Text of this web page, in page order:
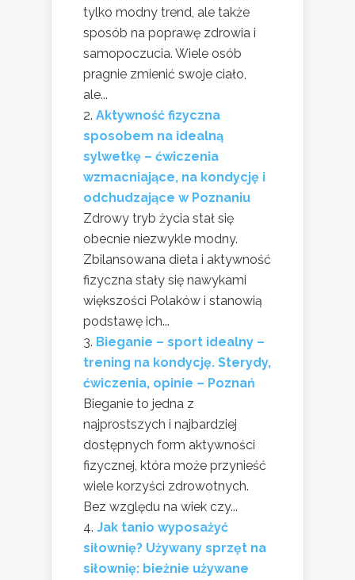
tylko modny trend, ale także
sposób na poprawę zdrowia i
samopoczucia. Wiele osób
pragnie zmienić swoje ciało,
ale...
Aktywność fizyczna
sposobem na idealną
sylwetkę – ćwiczenia
wzmacniające, na kondycję i
odchudzające w Poznaniu
Zdrowy tryb życia stał się
obecnie niezwykle modny.
Zbilansowana dieta i aktywność
fizyczna stały się nawykami
większości Polaków i stanowią
podstawę ich...
Bieganie – sport idealny –
trening na kondycję. Sterydy,
ćwiczenia, opinie – Poznań
Bieganie to jedna z
najprostszych i najbardziej
dostępnych form aktywności
fizycznej, która może przynieść
wiele korzyści zdrowotnych.
Bez względu na wiek czy...
Jak tanio wyposażyć
siłownię? Używany sprzęt na
siłownię: bieżnie używane